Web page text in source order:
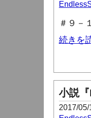
＃９－
続きを
小説
2017/